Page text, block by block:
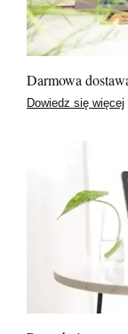
Darmowa
Dowiedz się więcej